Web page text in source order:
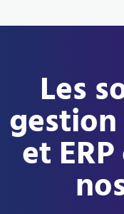
Les
et